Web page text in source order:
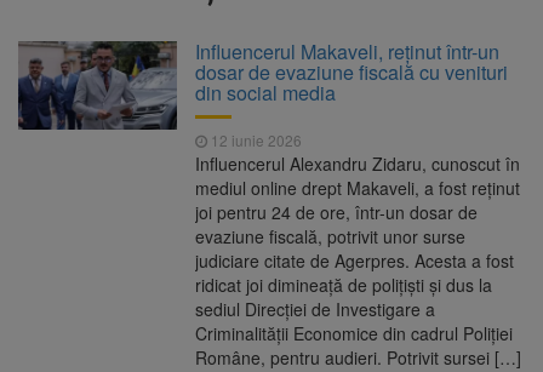
suspeND.ro pentru urmărirea inițiativei de
suspendare a președintelui Nicușor Dan
6 august 2026
Înalta Curte analizează
dosarul lui Călin Georgescu și Horațiu Potra.
Judecătorii decid dacă începe procesul
Strategia națională pentru
biodiversitate 2026-2030, adoptată de Senat.
Proiectul merge la promulgare
Influencerul Makaveli, reținut într-un
dosar de evaziune fiscală cu venituri
din social media
12 iunie 2026
Influencerul Alexandru Zidaru, cunoscut în
mediul online drept Makaveli, a fost reținut
joi pentru 24 de ore, într-un dosar de
evaziune fiscală, potrivit unor surse
judiciare citate de Agerpres. Acesta a fost
ridicat joi dimineață de polițiști și dus la
sediul Direcției de Investigare a
Criminalității Economice din cadrul Poliției
Române, pentru audieri. Potrivit sursei […]